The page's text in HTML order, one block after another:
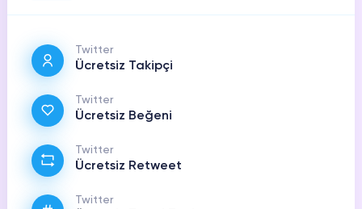
Twitter
Ücretsiz Takipçi
Twitter
Ücretsiz Beğeni
Twitter
Ücretsiz Retweet
Twitter